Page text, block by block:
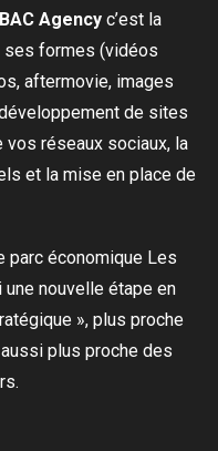
BAC Agency c’est la
formes (vidéos
aftermovie, images
de sites
réseaux sociaux, la
et la mise en place de
parc économique Les
nouvelle étape en
», plus proche
plus proche des